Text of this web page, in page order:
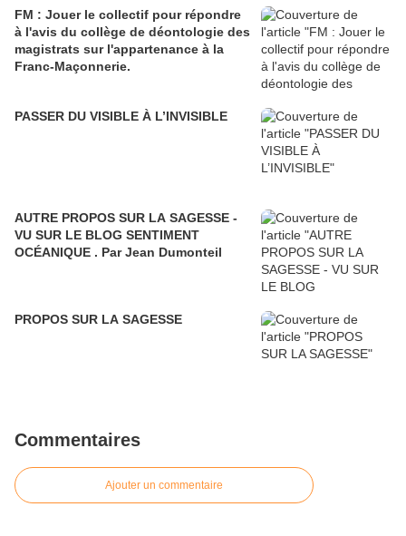
FM : Jouer le collectif pour répondre
à l'avis du collège de déontologie des
magistrats sur l'appartenance à la
Franc-Maçonnerie.
PASSER DU VISIBLE À L’INVISIBLE
AUTRE PROPOS SUR LA SAGESSE -
VU SUR LE BLOG SENTIMENT
OCÉANIQUE . Par Jean Dumonteil
PROPOS SUR LA SAGESSE
Commentaires
Ajouter un commentaire